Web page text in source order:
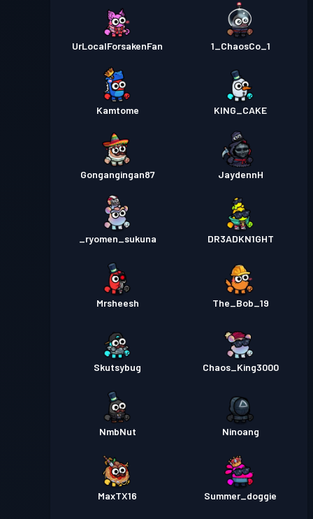
UrLocalForsakenFan 1_ChaosCo_1
Kamtome KING_CAKE
Gongangingan87 JaydennH
_ryomen_sukuna DR3ADKN1GHT
Mrsheesh The_Bob_19
Skutsybug Chaos_King3000
NmbNut Ninoang
MaxTX16 Summer_doggie